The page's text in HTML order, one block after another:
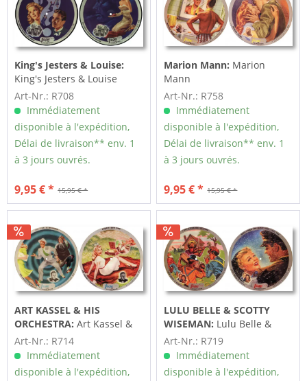
King's Jesters & Louise:
King's Jesters & Louise
Art-Nr.: R708
Immédiatement
disponible à l'expédition,
Délai de livraison** env. 1
à 3 jours ouvrés.
15,95 € *
9,95 € *
Marion Mann: Marion
Mann
Art-Nr.: R758
Immédiatement
disponible à l'expédition,
Délai de livraison** env. 1
à 3 jours ouvrés.
15,95 € *
9,95 € *
ART KASSEL & HIS
ORCHESTRA: Art Kassel &
His Orchestra
Art-Nr.: R714
Immédiatement
disponible à l'expédition,
LULU BELLE & SCOTTY
WISEMAN: Lulu Belle &
Scotty Wisemann
Art-Nr.: R719
Immédiatement
disponible à l'expédition,